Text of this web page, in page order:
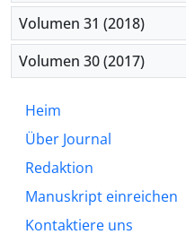
Volumen 31 (2018)
Volumen 30 (2017)
Heim
Über Journal
Redaktion
Manuskript einreichen
Kontaktiere uns